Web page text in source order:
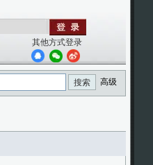
其他方式登录
搜索 高级